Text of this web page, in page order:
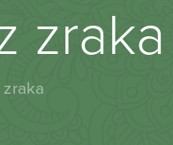
zraka